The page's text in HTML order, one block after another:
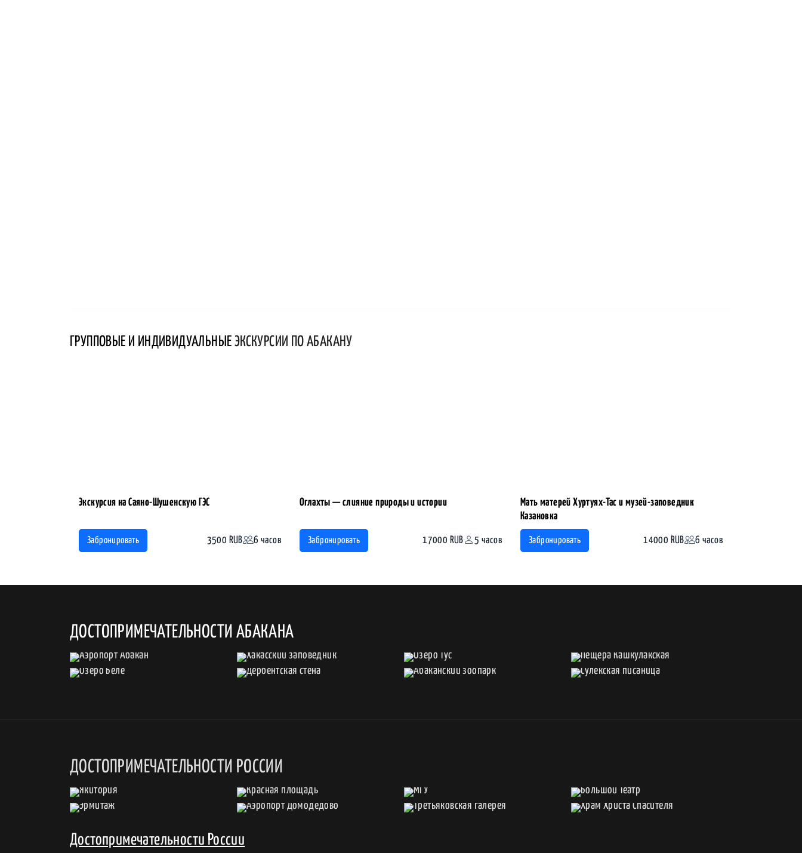
ГРУППОВЫЕ И ИНДИВИДУАЛЬНЫЕ ЭКСКУРСИИ ПО АБАКАНУ
Экскурсия на Саяно-Шушенскую ГЭС
Забронировать 3500 RUB 6 часов
Оглахты — слияние природы и истории
Забронировать 17000 RUB 5 часов
Мать матерей Хуртуях-Тас и музей-заповедник
Казановка
Забронировать 14000 RUB 6 часов
ДОСТОПРИМЕЧАТЕЛЬНОСТИ АБАКАНА
ДОСТОПРИМЕЧАТЕЛЬНОСТИ РОССИИ
Достопримечательности России